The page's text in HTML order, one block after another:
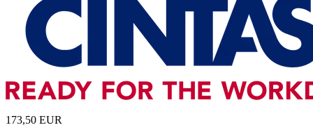
173,50 EUR